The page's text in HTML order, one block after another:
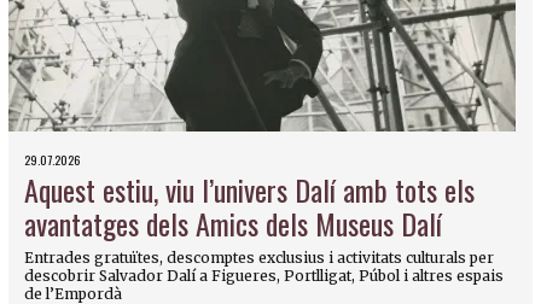
29.07.2026
Aquest estiu, viu l’univers Dalí amb tots els
avantatges dels Amics dels Museus Dalí
Entrades gratuïtes, descomptes exclusius i activitats culturals per
descobrir Salvador Dalí a Figueres, Portlligat, Púbol i altres espais
de l’Empordà